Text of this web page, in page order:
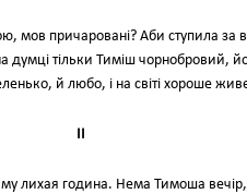
причаровані? Аби ступила за
думці тільки Тиміш чорнобровий,
й любо, і на світі хороше
II
лихая година. Нема Тимоша